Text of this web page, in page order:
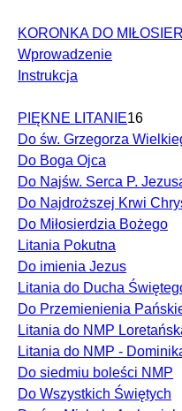
KORONKA DO
Wprowadzenie
Instrukcja
PIĘKNE LITANIE16
Do św. Grzegorza
Do Boga Ojca
Do Najśw. Serca P.
Do Najdroższej Krwi
Do Miłosierdzia Bożego
Litania Pokutna
Do imienia Jezus
Litania do Ducha
Do Przemienienia
Litania do NMP
Litania do NMP -
Do siedmiu boleści NMP
Do Wszystkich Świętych